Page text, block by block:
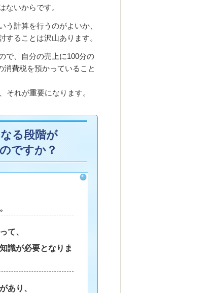
ないからです。
計算を行うのがよいか、
ることは沢山あります。
で、自分の売上に100分の
費税を預かっていること
それが重要になります。
る段階が
ですか？
て、
識が必要となりま
あり、